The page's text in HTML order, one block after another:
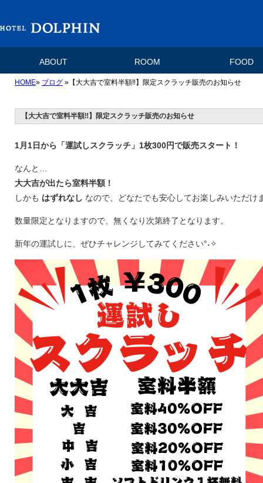
ABOUT ROOM FOOD
HOME» ブログ »【大大吉で室料半額‼】限定スクラッチ販売のお知らせ
【大大吉で室料半額‼】限定スクラッチ販売のお知らせ
1月1日から「運試しスクラッチ」1枚300円で販売スタート！
なんと…
大大吉が出たら室料半額！
しかも はずれなし なので、どなたでも安心してお楽しみいただけ
数量限定となりますので、無くなり次第終了となります。
新年の運試しに、ぜひチャレンジしてみてください°˖✧